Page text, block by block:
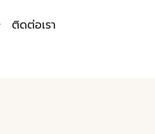
ติดต่อเรา